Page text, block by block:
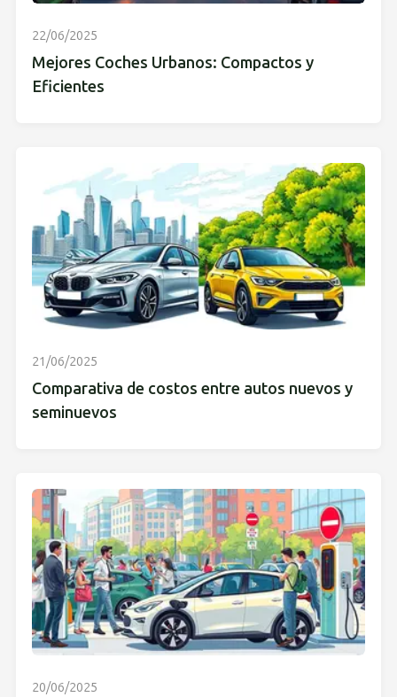
22/06/2025
Mejores Coches Urbanos: Compactos y
Eficientes
21/06/2025
Comparativa de costos entre autos nuevos y
seminuevos
20/06/2025